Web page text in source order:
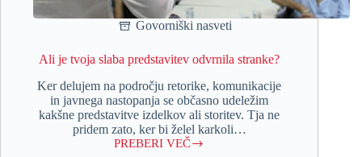
Govorniški nasveti
Ali je tvoja slaba predstavitev odvrnila stranke?
Ker delujem na področju retorike, komunikacije
in javnega nastopanja se občasno udeležim
kakšne predstavitve izdelkov ali storitev. Tja ne
pridem zato, ker bi želel karkoli…
PREBERI VEČ
Ali